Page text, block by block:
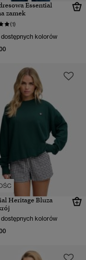
Essential
zamek
(1)
kolorów
Heritage Bluza
kolorów